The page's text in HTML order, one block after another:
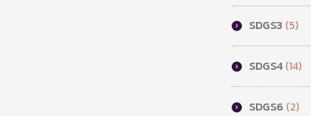
SDGS3 (5)
SDGS4(14)
SDGS6 (2)